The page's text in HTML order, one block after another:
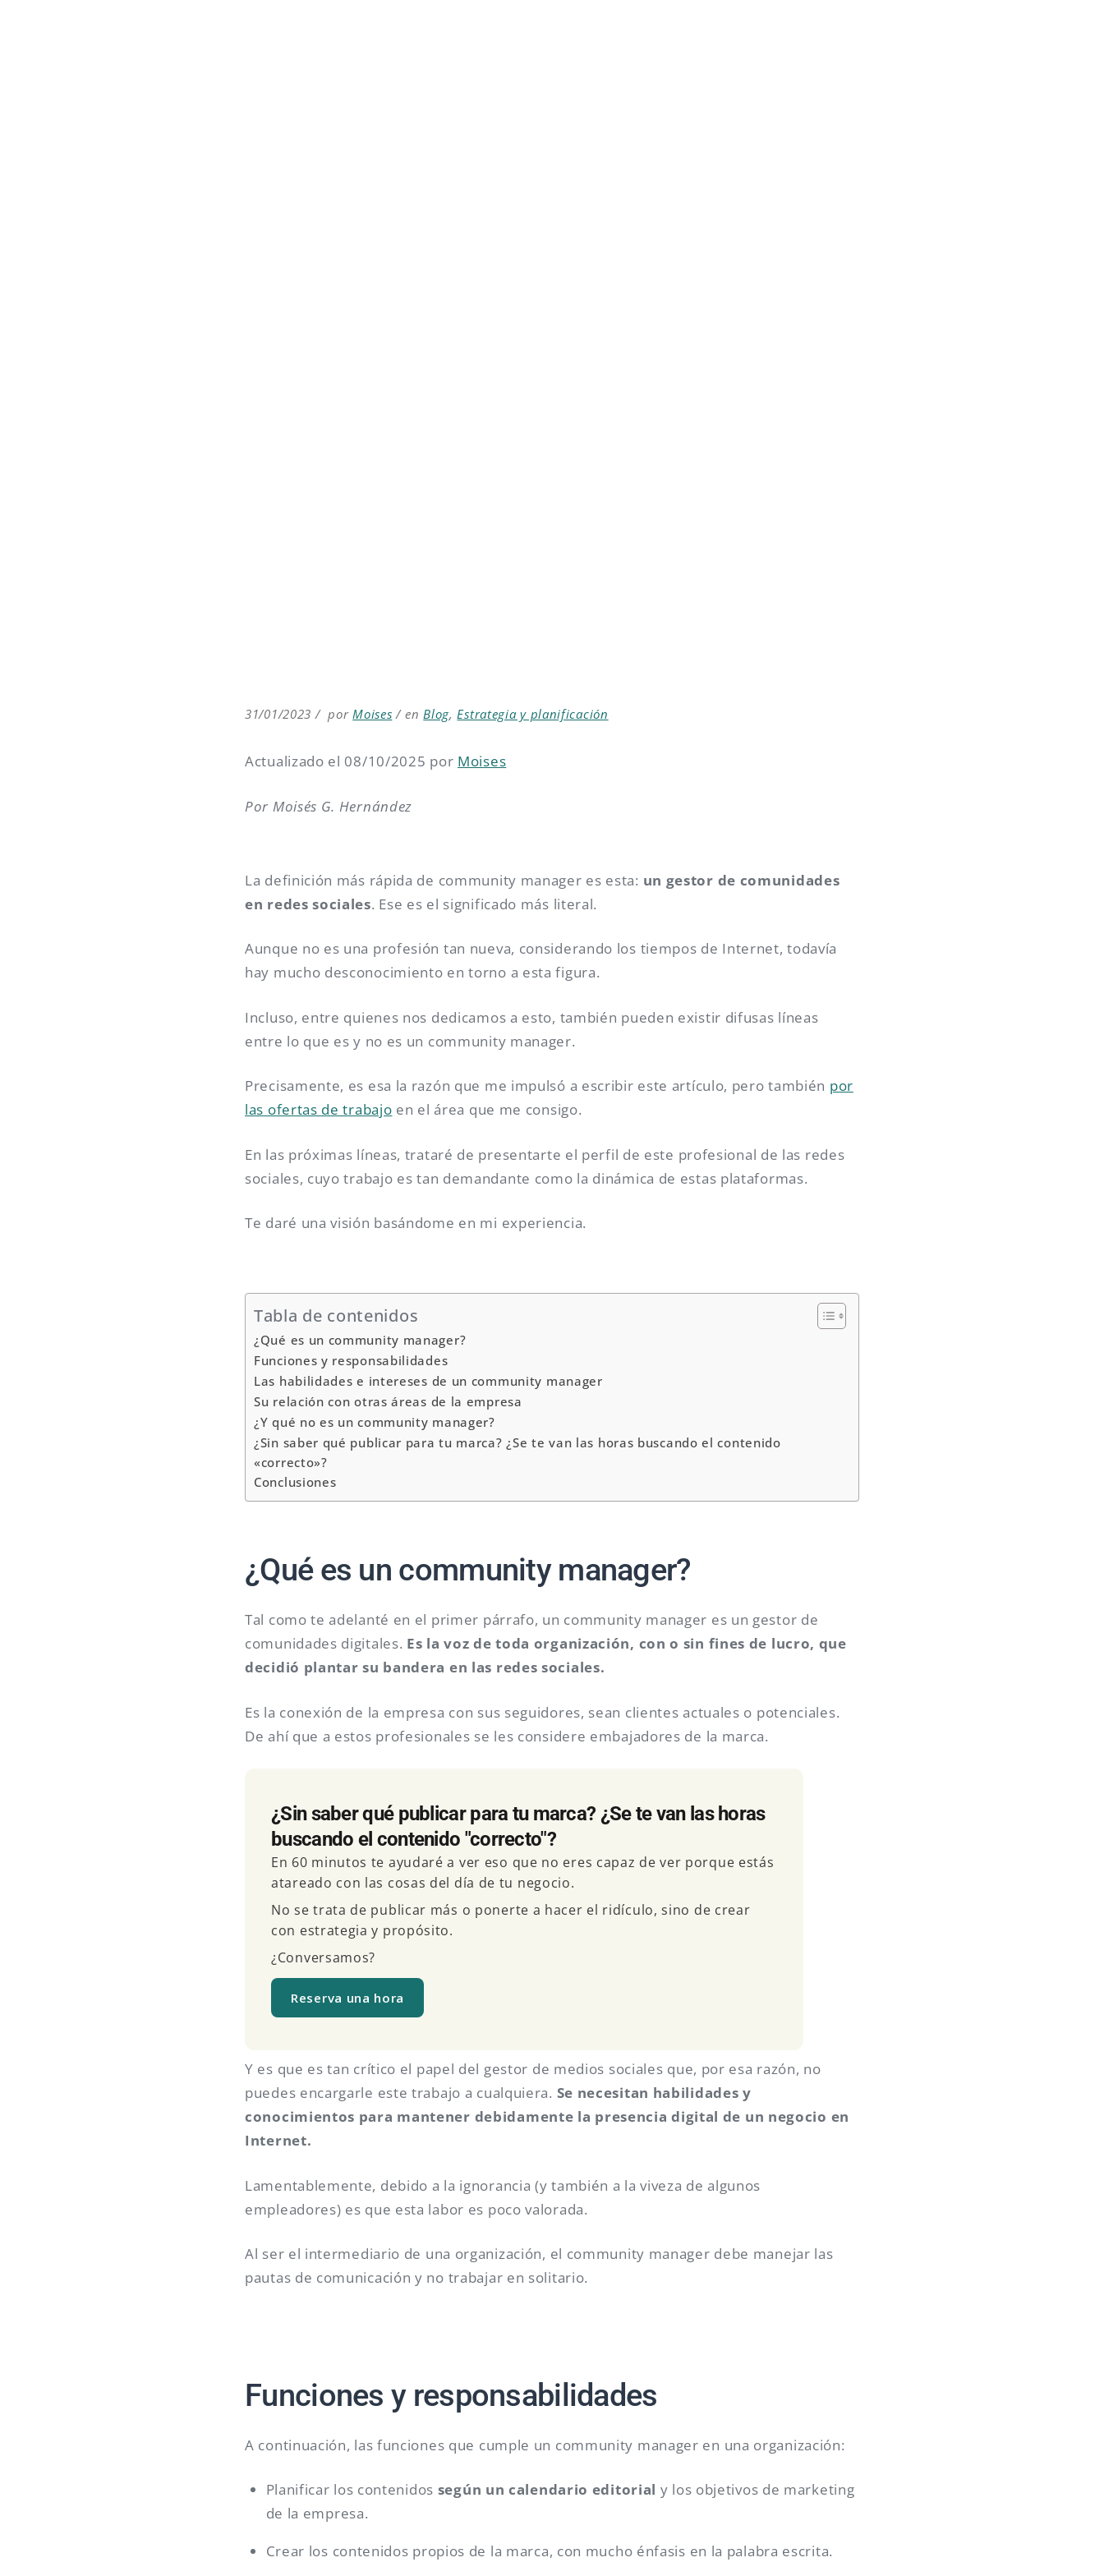
31/01/2023 porMoises enBlog,Estrategia y planificación
Actualizado el 08/10/2025 por Moises
Por Moisés G. Hernández
La definición más rápida de community manager es esta: un gestor de comunidades
en redes sociales. Ese es el significado más literal.
Aunque no es una profesión tan nueva, considerando los tiempos de Internet, todavía
hay mucho desconocimiento en torno a esta figura.
Incluso, entre quienes nos dedicamos a esto, también pueden existir difusas líneas
entre lo que es y no es un community manager.
Precisamente, es esa la razón que me impulsó a escribir este artículo, pero también por
las ofertas de trabajo en el área que me consigo.
En las próximas líneas, trataré de presentarte el perfil de este profesional de las redes
sociales, cuyo trabajo es tan demandante como la dinámica de estas plataformas.
Te daré una visión basándome en mi experiencia.
Tabla de contenidos
¿Qué es un community manager?
Funciones y responsabilidades
Las habilidades e intereses de un community manager
Su relación con otras áreas de la empresa
¿Y qué no es un community manager?
¿Sin saber qué publicar para tu marca? ¿Se te van las horas buscando el contenido
«correcto»?
Conclusiones
¿Qué es un community manager?
Tal como te adelanté en el primer párrafo, un community manager es un gestor de
comunidades digitales. Es la voz de toda organización, con o sin fines de lucro, que
decidió plantar su bandera en las redes sociales.
Es la conexión de la empresa con sus seguidores, sean clientes actuales o potenciales.
De ahí que a estos profesionales se les considere embajadores de la marca.
¿Sin saber qué publicar para tu marca? ¿Se te van las horas
buscando el contenido "correcto"?
En 60 minutos te ayudaré a ver eso que no eres capaz de ver porque estás
atareado con las cosas del día de tu negocio.
No se trata de publicar más o ponerte a hacer el ridículo, sino de crear
con estrategia y propósito.
¿Conversamos?
Reserva una hora
Y es que es tan crítico el papel del gestor de medios sociales que, por esa razón, no
puedes encargarle este trabajo a cualquiera. Se necesitan habilidades y
conocimientos para mantener debidamente la presencia digital de un negocio en
Internet.
Lamentablemente, debido a la ignorancia (y también a la viveza de algunos
empleadores) es que esta labor es poco valorada.
Al ser el intermediario de una organización, el community manager debe manejar las
pautas de comunicación y no trabajar en solitario.
Funciones y responsabilidades
A continuación, las funciones que cumple un community manager en una organización:
Planificar los contenidos según un calendario editorial y los objetivos de marketing
de la empresa.
Crear los contenidos propios de la marca, con mucho énfasis en la palabra escrita.